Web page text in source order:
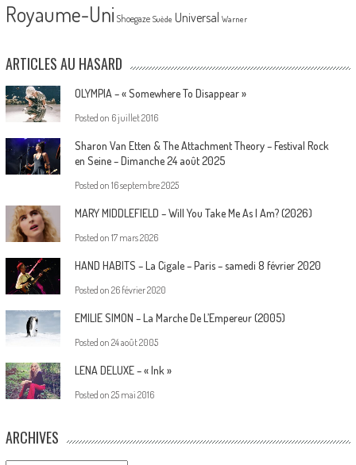
Royaume-Uni Shoegaze Suède Universal Warner
ARTICLES AU HASARD
OLYMPIA – « Somewhere To Disappear »
Posted on 6 juillet 2016
Sharon Van Etten & The Attachment Theory – Festival Rock
en Seine – Dimanche 24 août 2025
Posted on 16 septembre 2025
MARY MIDDLEFIELD – Will You Take Me As I Am? (2026)
Posted on 17 mars 2026
HAND HABITS – La Cigale – Paris – samedi 8 février 2020
Posted on 26 février 2020
EMILIE SIMON – La Marche De L’Empereur (2005)
Posted on 24 août 2005
LENA DELUXE – « Ink »
Posted on 25 mai 2016
ARCHIVES